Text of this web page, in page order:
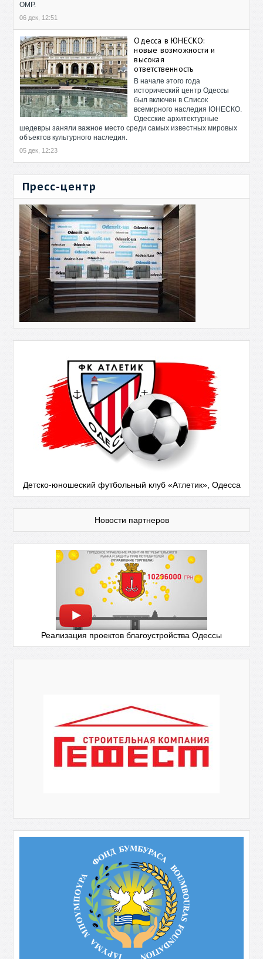
ОМР.
06 дек, 12:51
Одесса в ЮНЕСКО:
новые возможности и
высокая
ответственность
В начале этого года
исторический центр Одессы
был включен в Список
всемирного наследия ЮНЕСКО.
Одесские архитектурные
шедевры заняли важное место среди самых известных мировых
объектов культурного наследия.
05 дек, 12:23
Пресс-центр
Детско-юношеский футбольный клуб «Атлетик», Одесса
Новости партнеров
Реализация проектов благоустройства Одессы